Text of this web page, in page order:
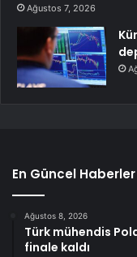
Ağustos 7, 2026
En Güncel Haberler
Ağustos 8, 2026
Türk mühendis
finale kaldı